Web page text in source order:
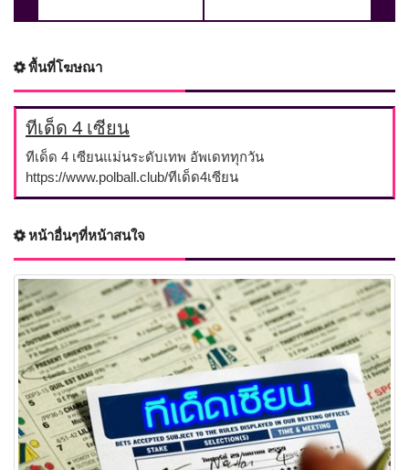
พื้นที่โฆษณา
ทีเด็ด 4 เซียน
ทีเด็ด 4 เซียนแม่นระดับเทพ อัพเดททุกวัน
https://www.polball.club/ทีเด็ด4เซียน
หน้าอื่นๆที่หน้าสนใจ